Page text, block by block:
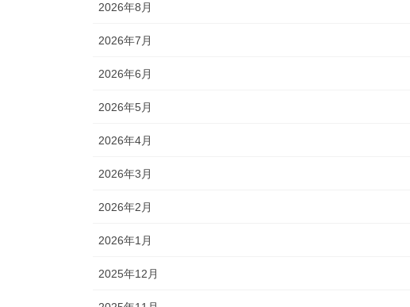
2026年8月
2026年7月
2026年6月
2026年5月
2026年4月
2026年3月
2026年2月
2026年1月
2025年12月